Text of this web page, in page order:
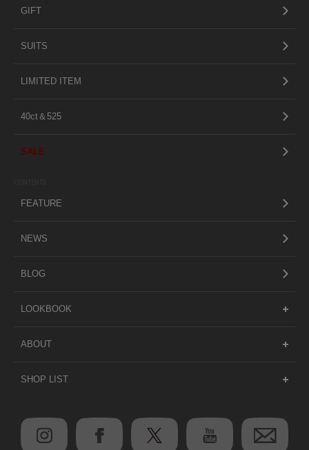
GIFT
SUITS
LIMITED ITEM
40ct＆525
SALE
FEATURE
NEWS
BLOG
LOOKBOOK
ABOUT
SHOP LIST